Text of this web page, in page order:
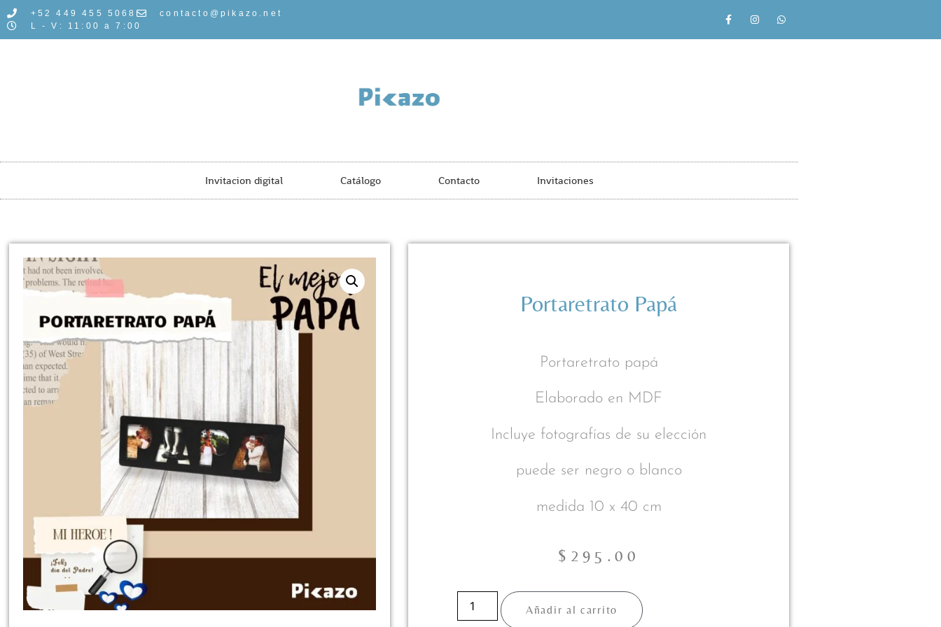
+52 449 455 5068
contacto@pikazo.net
L - V: 11:00 a 7:00
Invitacion digital Catálogo Contacto Invitaciones
Portaretrato Papá
Portaretrato papá
Elaborado en MDF
Incluye fotografías de su elección
puede ser negro o blanco
medida 10 x 40 cm
$ 295.00
Añadir al carrito